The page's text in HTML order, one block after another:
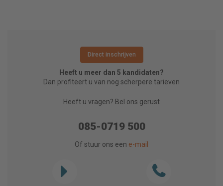
Direct inschrijven
Heeft u meer dan 5 kandidaten?
Dan profiteert u van nog scherpere tarieven
Heeft u vragen? Bel ons gerust
085-0719 500
Of stuur ons een e-mail